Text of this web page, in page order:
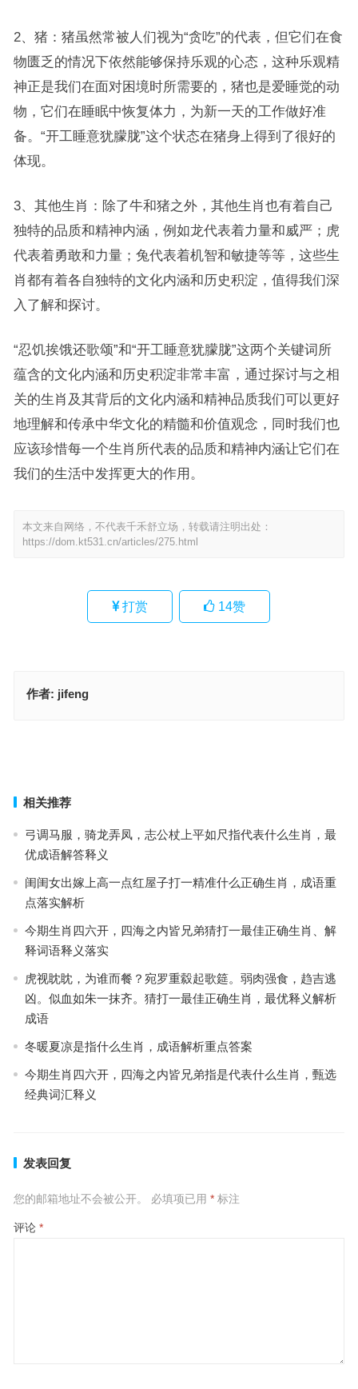
2、猪：猪虽然常被人们视为“贪吃”的代表，但它们在食
物匮乏的情况下依然能够保持乐观的心态，这种乐观精
神正是我们在面对困境时所需要的，猪也是爱睡觉的动
物，它们在睡眠中恢复体力，为新一天的工作做好准
备。“开工睡意犹朦胧”这个状态在猪身上得到了很好的
体现。
3、其他生肖：除了牛和猪之外，其他生肖也有着自己
独特的品质和精神内涵，例如龙代表着力量和威严；虎
代表着勇敢和力量；兔代表着机智和敏捷等等，这些生
肖都有着各自独特的文化内涵和历史积淀，值得我们深
入了解和探讨。
“忍饥挨饿还歌颂”和“开工睡意犹朦胧”这两个关键词所
蕴含的文化内涵和历史积淀非常丰富，通过探讨与之相
关的生肖及其背后的文化内涵和精神品质我们可以更好
地理解和传承中华文化的精髓和价值观念，同时我们也
应该珍惜每一个生肖所代表的品质和精神内涵让它们在
我们的生活中发挥更大的作用。
本文来自网络，不代表千禾舒立场，转载请注明出处：
https://dom.kt531.cn/articles/275.html
打赏 14赞
作者: jifeng
相关推荐
弓调马服，骑龙弄凤，志公杖上平如尺指代表什么生肖，最
优成语解答释义
闺闺女出嫁上高一点红屋子打一精准什么正确生肖，成语重
点落实解析
今期生肖四六开，四海之内皆兄弟猜打一最佳正确生肖、解
释词语释义落实
虎视眈眈，为谁而餐？宛罗重縠起歌筵。弱肉强食，趋吉逃
凶。似血如朱一抹齐。猜打一最佳正确生肖，最优释义解析
成语
冬暖夏凉是指什么生肖，成语解析重点答案
今期生肖四六开，四海之内皆兄弟指是代表什么生肖，甄选
经典词汇释义
发表回复
您的邮箱地址不会被公开。 必填项已用 *标注
评论 *